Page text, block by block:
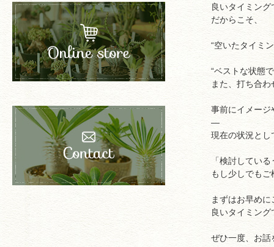
良いタイミン
だからこそ、
“空いたタイミ
“ベストな状態
また、打ち合
事前にイメージ
—
現在の状況とし
「検討してい
もし少しでも
まずはお早め
良いタイミン
ぜひ一度、お話